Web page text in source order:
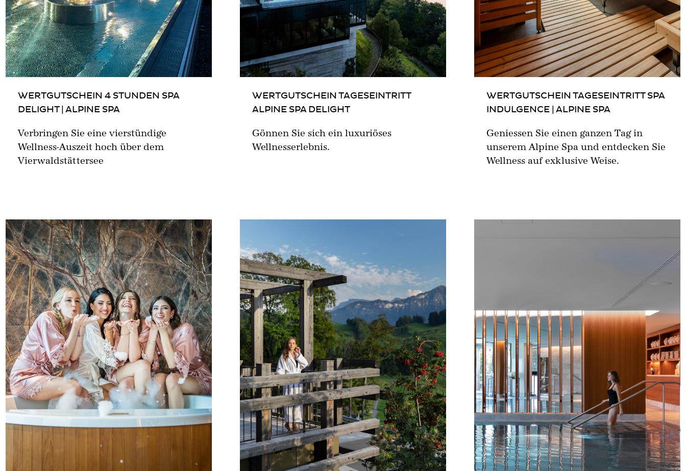
WERTGUTSCHEIN 4 STUNDEN SPA
DELIGHT | ALPINE SPA
Verbringen Sie eine vierstündige
Wellness-Auszeit hoch über dem
Vierwaldstättersee
WERTGUTSCHEIN TAGESEINTRITT
ALPINE SPA DELIGHT
Gönnen Sie sich ein luxuriöses
Wellnesserlebnis.
WERTGUTSCHEIN TAGESEINTRITT SPA
INDULGENCE | ALPINE SPA
Geniessen Sie einen ganzen Tag in
unserem Alpine Spa und entdecken Sie
Wellness auf exklusive Weise.